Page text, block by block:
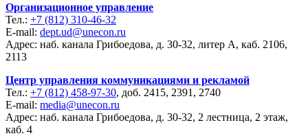
Организационное управление
Тел.: +7 (812) 310-46-32
E-mail: dept.ud@unecon.ru
Адрес: наб. канала Грибоедова, д. 30-32, литер А, каб. 2106,
2113
Центр управления коммуникациями и рекламой
Тел.: +7 (812) 458-97-30, доб. 2415, 2391, 2740
E-mail: media@unecon.ru
Адрес: наб. канала Грибоедова, д. 30-32, 2 лестница, 2 этаж,
каб. 4